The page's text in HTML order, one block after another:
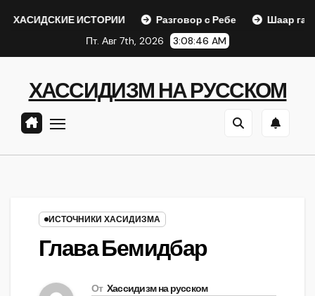
ИСТОРИИ Разговор с Ребе
Шаар гайихуд гл.
Пт. Авг 7th, 2026
3:08:47 AM
ХАССИДИЗМ НА РУССКОМ
ИСТОЧНИКИ ХАСИДИЗМА
Глава Бемидбар
От Хассидизм на русском